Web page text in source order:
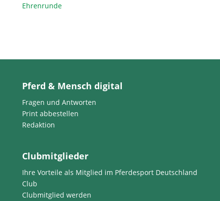
Ehrenrunde
Pferd & Mensch digital
Fragen und Antworten
Print abbestellen
Redaktion
Clubmitglieder
Ihre Vorteile als Mitglied im Pferdesport Deutschland
Club
Clubmitglied werden